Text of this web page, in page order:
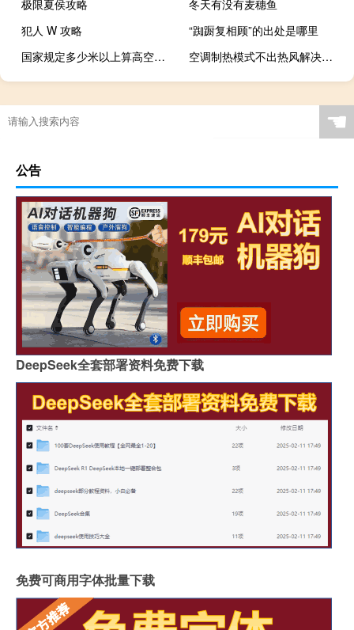
极限夏侯攻略
冬天有没有麦穗鱼
犯人 W 攻略
“踟蹰复相顾”的出处是哪里
国家规定多少米以上算高空作业
空调制热模式不出热风解决方法
☚
公告
DeepSeek全套部署资料免费下载
免费可商用字体批量下载